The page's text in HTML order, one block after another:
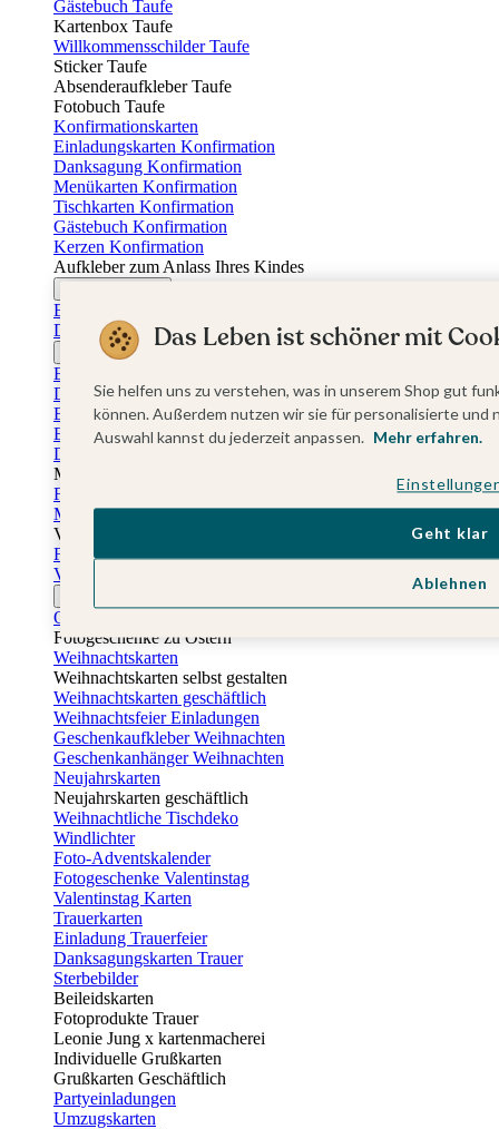
Gästebuch Taufe
Kartenbox Taufe
Willkommensschilder Taufe
Sticker Taufe
Absenderaufkleber Taufe
Fotobuch Taufe
Konfirmationskarten
Einladungskarten Konfirmation
Danksagung Konfirmation
Menükarten Konfirmation
Tischkarten Konfirmation
Gästebuch Konfirmation
Kerzen Konfirmation
Aufkleber zum Anlass Ihres Kindes
Einladungskarten Firmung
Dankeskarten Firmung
Jugendweihekarten
Einladungskarten Jugendweihe
Dankeskarten Jugendweihe
Einschulungskarten
Einladungskarten Einschulung
Danksagung Einschulung
Muttertag
Fotogeschenke Muttertag
Muttertagskarten
Vatertag
Fotogeschenke Vatertag
Vatertagskarten
Osterkarten
Fotogeschenke zu Ostern
Weihnachtskarten
Weihnachtskarten selbst gestalten
Weihnachtskarten geschäftlich
Weihnachtsfeier Einladungen
Geschenkaufkleber Weihnachten
Geschenkanhänger Weihnachten
Neujahrskarten
Neujahrskarten geschäftlich
Weihnachtliche Tischdeko
Windlichter
Foto-Adventskalender
Fotogeschenke Valentinstag
Valentinstag Karten
Trauerkarten
Einladung Trauerfeier
Danksagungskarten Trauer
Sterbebilder
Beileidskarten
Fotoprodukte Trauer
Leonie Jung x kartenmacherei
Individuelle Grußkarten
Grußkarten Geschäftlich
Partyeinladungen
Umzugskarten
Das Leben ist schöner mit
Sie helfen uns zu verstehen, was in unserem Shop gut
können. Außerdem nutzen wir sie für personalisierte
Auswahl kannst du jederzeit anpassen. Mehr erfahren.
Ablehnen
Geht klar